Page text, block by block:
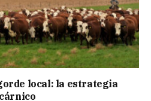
local: la estrategia